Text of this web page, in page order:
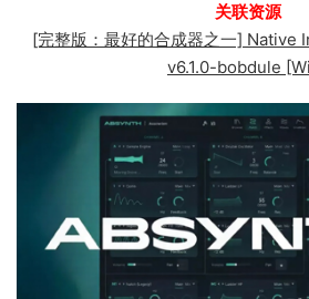
关联资源
[完整版：最好的合成器之一]
v6.1.0-bobdule